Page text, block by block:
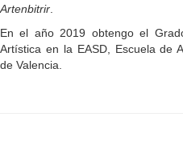
Artenbitrir
En el año 2019 obtengo el
Artística en la EASD, Escuela de
de Valencia.